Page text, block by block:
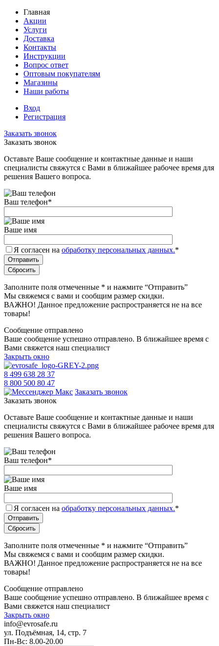
Главная
Акции
Услуги
Доставка
Контакты
Инструкции
Вопрос ответ
Оптовым покупателям
Магазины
Наши работы
Вход
Регистрация
Заказать звонок
Заказать звонок
Оставьте Ваше сообщение и контактные данные и наши
специалисты свяжутся с Вами в ближайшее рабочее время для
решения Вашего вопроса.
Ваш телефон*
Ваше имя
Я согласен на обработку персональных данных.*
Заполните поля отмеченные * и нажмите “Отправить”
Мы свяжемся с вами и сообщим размер скидки.
ВАЖНО! Данное предложение распространяется не на все
товары!
Сообщение отправлено
Ваше сообщение успешно отправлено. В ближайшее время с
Вами свяжется наш специалист
Закрыть окно
8 499 638 28 37
8 800 500 80 47
Заказать звонок
Заказать звонок
Оставьте Ваше сообщение и контактные данные и наши
специалисты свяжутся с Вами в ближайшее рабочее время для
решения Вашего вопроса.
Ваш телефон*
Ваше имя
Я согласен на обработку персональных данных.*
Заполните поля отмеченные * и нажмите “Отправить”
Мы свяжемся с вами и сообщим размер скидки.
ВАЖНО! Данное предложение распространяется не на все
товары!
Сообщение отправлено
Ваше сообщение успешно отправлено. В ближайшее время с
Вами свяжется наш специалист
Закрыть окно
info@evrosafe.ru
ул. Подъёмная, 14, стр. 7
Пн-Вс: 8.00-20.00